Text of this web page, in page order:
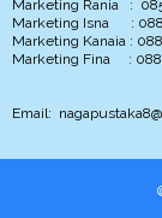
Marketing Rania :
Marketing Isna :
Marketing Kanaia :
Marketing Fina :
Email: